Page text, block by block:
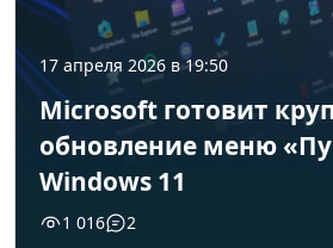
17 апреля 2026 в 19:50
Microsoft готовит
обновление меню
Windows 11
1 016 2